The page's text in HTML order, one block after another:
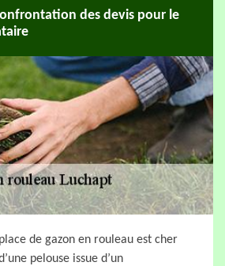
des devis pour le
de gazon en rouleau est cher
pelouse issue d’un